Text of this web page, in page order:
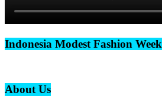
Indonesia Modest Fashion Week
About Us